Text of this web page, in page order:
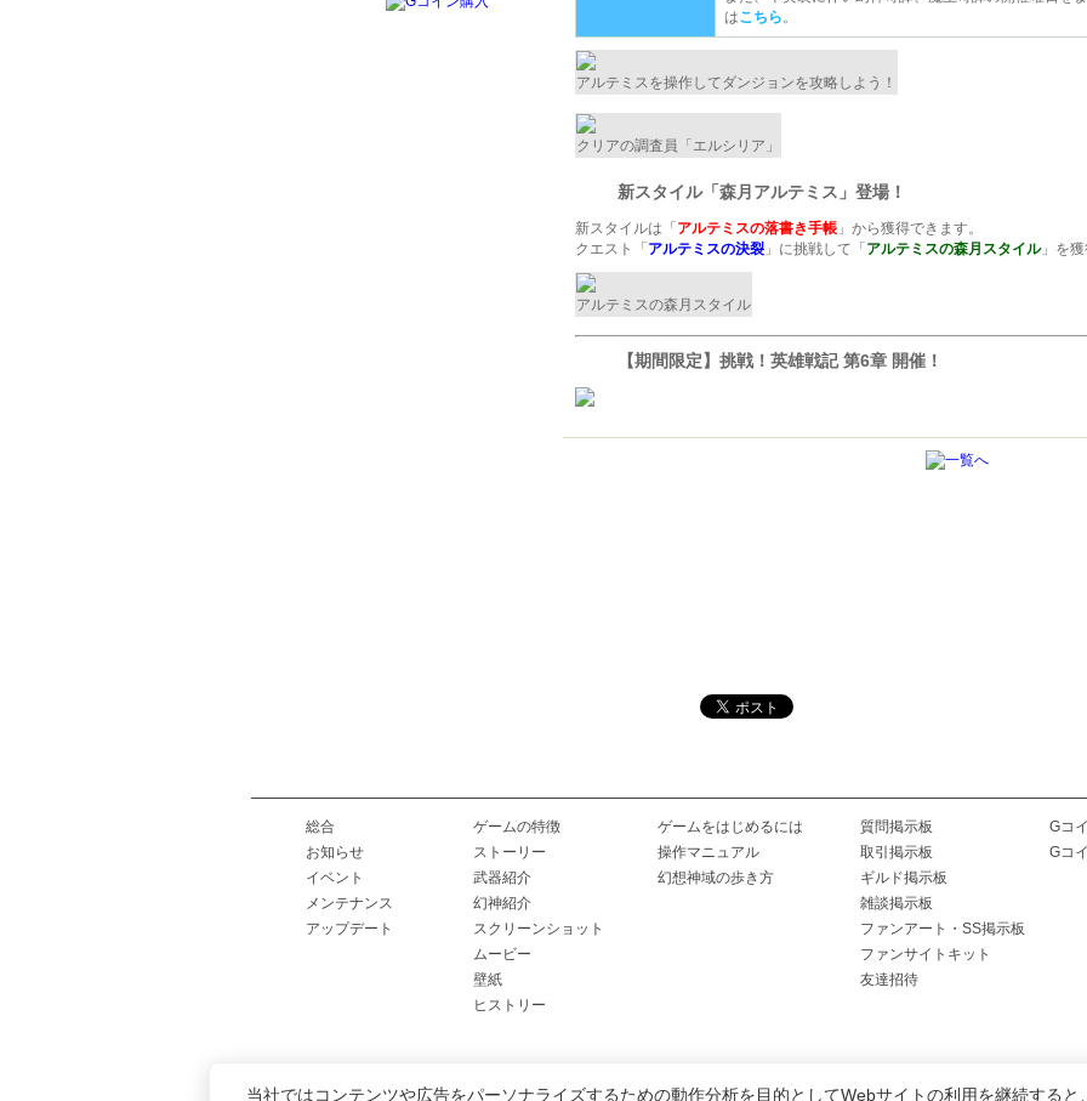
当社ではコンテンツや広告をパーソナライズするための動作分析を目的としてWebサイトの利用を継続すると
はこちら。
アルテミスを操作してダンジョンを攻略しよう！
クリアの調査員「エルシリア」
新スタイル「森月アルテミス」登場！
新スタイルは「 アルテミスの落書き手帳」から獲得できます。
クエスト「 アルテミスの決裂」に挑戦して「 アルテミスの森月スタイル」を獲
アルテミスの森月スタイル
【期間限定】挑戦！英雄戦記 第6章 開催！
総合
お知らせ
イベント
メンテナンス
アップデート
ゲームの特徴
ストーリー
武器紹介
幻神紹介
スクリーンショット
ムービー
壁紙
ヒストリー
ゲームをはじめるには
操作マニュアル
幻想神域の歩き方
質問掲示板
取引掲示板
ギルド掲示板
雑談掲示板
ファンアート・SS掲示板
ファンサイトキット
友達招待
Gコ
Gコ